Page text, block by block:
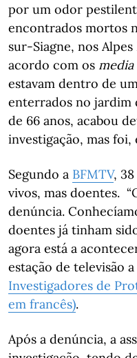
por um odor
encontrados mortos
sur-Siagne, nos
acordo com os media
estavam dentro de
enterrados no jardim
de 66 anos, acabou
investigação, mas
Segundo a BFMTV,
vivos, mas doentes.
denúncia.
doentes já tinham
agora está a
estação de televisão a
Investigadores de
em francês).
Após a denúncia, a